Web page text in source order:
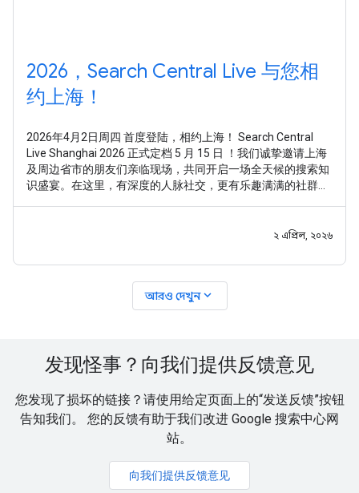
2026，Search Central Live 与您相
约上海！
2026年4月2日周四 首度登陆，相约上海！ Search Central
Live Shanghai 2026 正式定档 5 月 15 日 ！我们诚挚邀请上海
及周边省市的朋友们亲临现场，共同开启一场全天候的搜索知
识盛宴。在这里，有深度的人脉社交，更有乐趣满满的社群互
২ এপ্রিল, ২০২৬
আরও দেখুনexpand_more
发现怪事？向我们提供反馈意见
您发现了损坏的链接？请使用给定页面上的“发送反馈”按钮
告知我们。 您的反馈有助于我们改进 Google 搜索中心网
站。
向我们提供反馈意见